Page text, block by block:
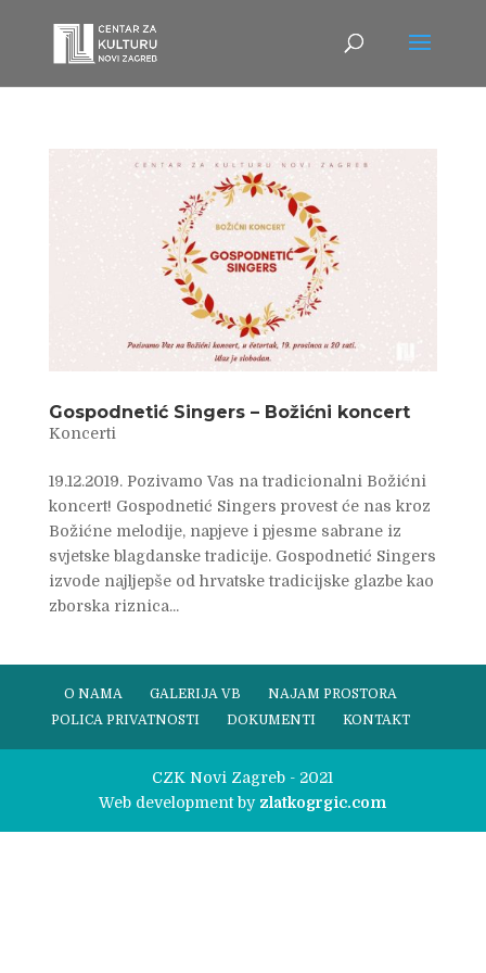
Gospodnetić Singers – Božićni koncert
Koncerti
19.12.2019. Pozivamo Vas na tradicionalni Božićni
koncert! Gospodnetić Singers provest će nas kroz
Božićne melodije, napjeve i pjesme sabrane iz
svjetske blagdanske tradicije. Gospodnetić Singers
izvode najljepše od hrvatske tradicijske glazbe kao
zborska riznica...
O NAMA GALERIJA VB
NAJAM PROSTORA
POLICA PRIVATNOSTI
DOKUMENTI KONTAKT
CZK Novi Zagreb - 2021
Web development by zlatkogrgic.com